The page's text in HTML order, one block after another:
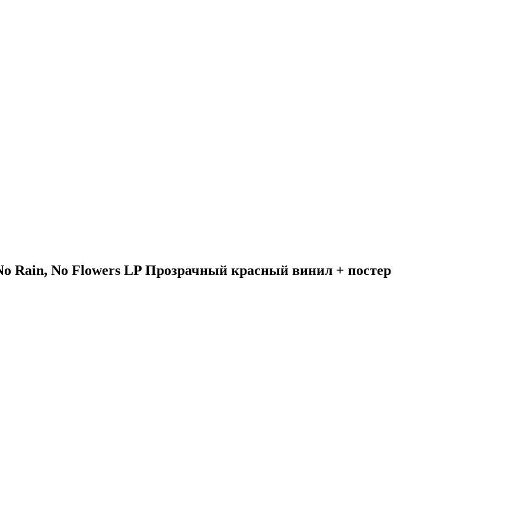
Rain, No Flowers LP Прозрачный красный винил + постер